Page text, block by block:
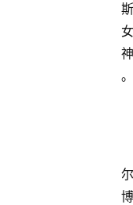
斯
女
神
。
尔
博